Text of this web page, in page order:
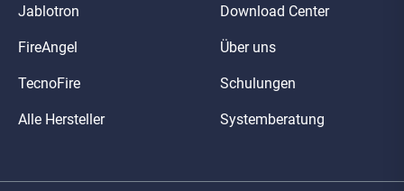
Jablotron
FireAngel
TecnoFire
Alle Hersteller
Download Center
Über uns
Schulungen
Systemberatung